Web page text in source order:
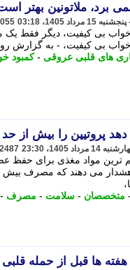
برد، ملاتونین بهتر است
بی کیفیت، دیگر فقط
بی کیفیت، - به گزارش
های قلبی عروقی -کمبود
ترین مواد مغذی برای حفظ
می دهند که مصرف بیش
- متخصصان - سلامت - مصرف -
ها قبل از حمله قلبی